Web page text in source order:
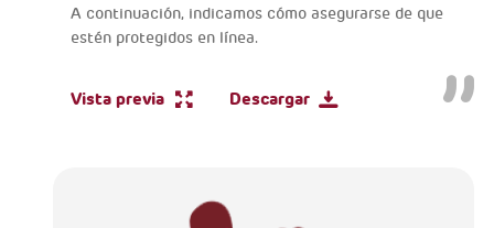
A continuación, indicamos cómo asegurarse de que
estén protegidos en línea.
Vista previa Descargar